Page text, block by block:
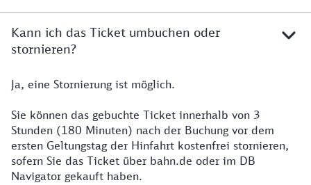
Kann ich das Ticket umbuchen oder
stornieren?
Ja, eine Stornierung ist möglich.
Sie können das gebuchte Ticket innerhalb von 3
Stunden (180 Minuten) nach der Buchung vor dem
ersten Geltungstag der Hinfahrt kostenfrei stornieren,
sofern Sie das Ticket über bahn.de oder im DB
Navigator gekauft haben.